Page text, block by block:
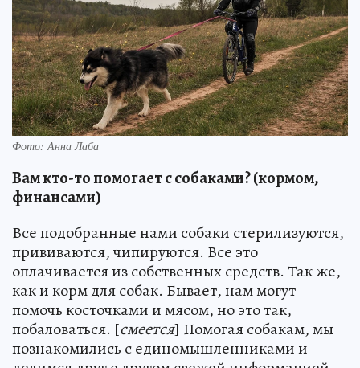
Фото: Анна Лаба
Вам кто-то помогает с собаками? (кормом,
финансами)
Все подобранные нами собаки стерилизуются,
прививаются, чипируются. Все это
оплачивается из собственных средств. Так же,
как и корм для собак. Бывает, нам могут
помочь косточками и мясом, но это так,
побаловаться. [смеется] Помогая собакам, мы
познакомились с единомышленниками и